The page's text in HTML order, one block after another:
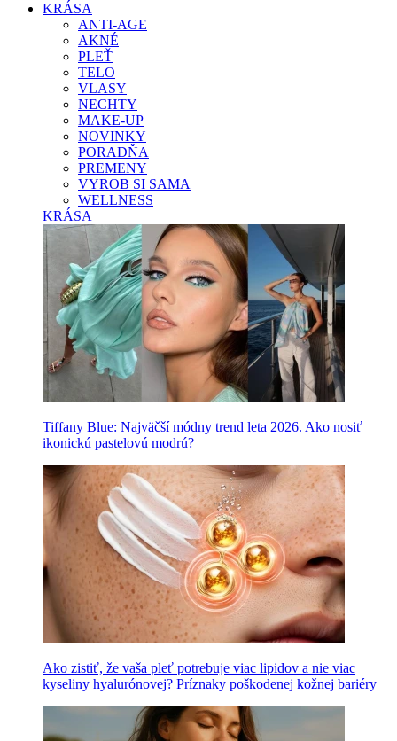
KRÁSA
ANTI-AGE
AKNÉ
PLEŤ
TELO
VLASY
NECHTY
MAKE-UP
NOVINKY
PORADŇA
PREMENY
VYROB SI SAMA
WELLNESS
KRÁSA
Tiffany Blue: Najväčší módny trend leta 2026. Ako nosiť
ikonickú pastelovú modrú?
Ako zistiť, že vaša pleť potrebuje viac lipidov a nie viac
kyseliny hyalurónovej? Príznaky poškodenej kožnej bariéry